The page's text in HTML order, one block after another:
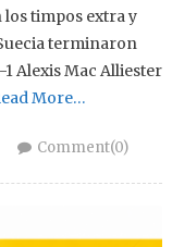
timpos extra y
terminaron
Alexis Mac Alliester
More…
Comment(0)